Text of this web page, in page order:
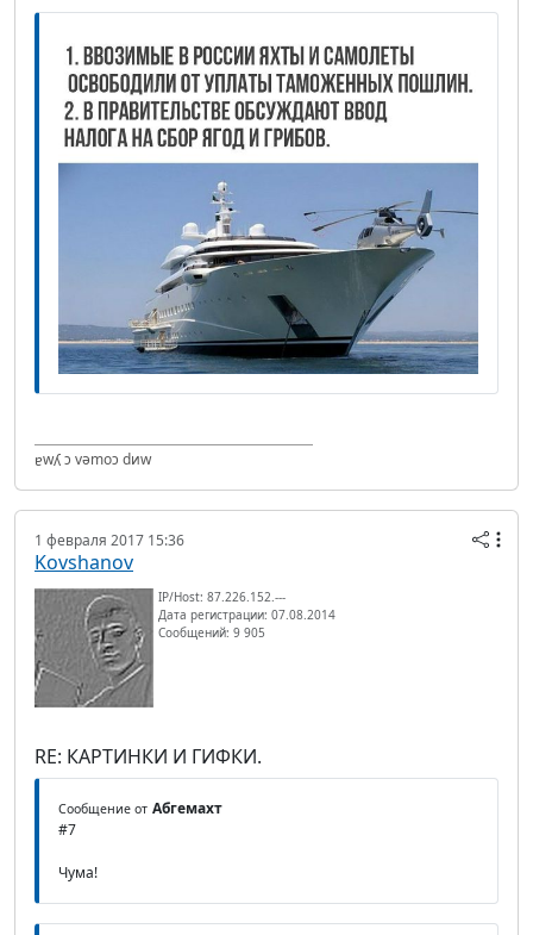
ɐwʎ ɔ vǝmоɔ dиw
1 февраля 2017 15:36
Kovshanov
IP/Host: 87.226.152.---
Дата регистрации: 07.08.2014
Сообщений: 9 905
RE: КАРТИНКИ И ГИФКИ.
Сообщение от Абгемахт
#7
Чума!